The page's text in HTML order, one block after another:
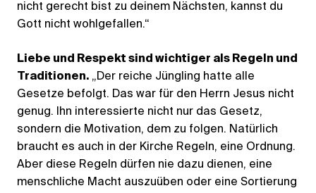
nicht gerecht bist zu deinem Nächsten, kannst du
Gott nicht wohlgefallen.“
Liebe und Respekt sind wichtiger als Regeln und
Traditionen. „Der reiche Jüngling hatte alle
Gesetze befolgt. Das war für den Herrn Jesus nicht
genug. Ihn interessierte nicht nur das Gesetz,
sondern die Motivation, dem zu folgen. Natürlich
braucht es auch in der Kirche Regeln, eine Ordnung.
Aber diese Regeln dürfen nie dazu dienen, eine
menschliche Macht auszuüben oder eine Sortierung